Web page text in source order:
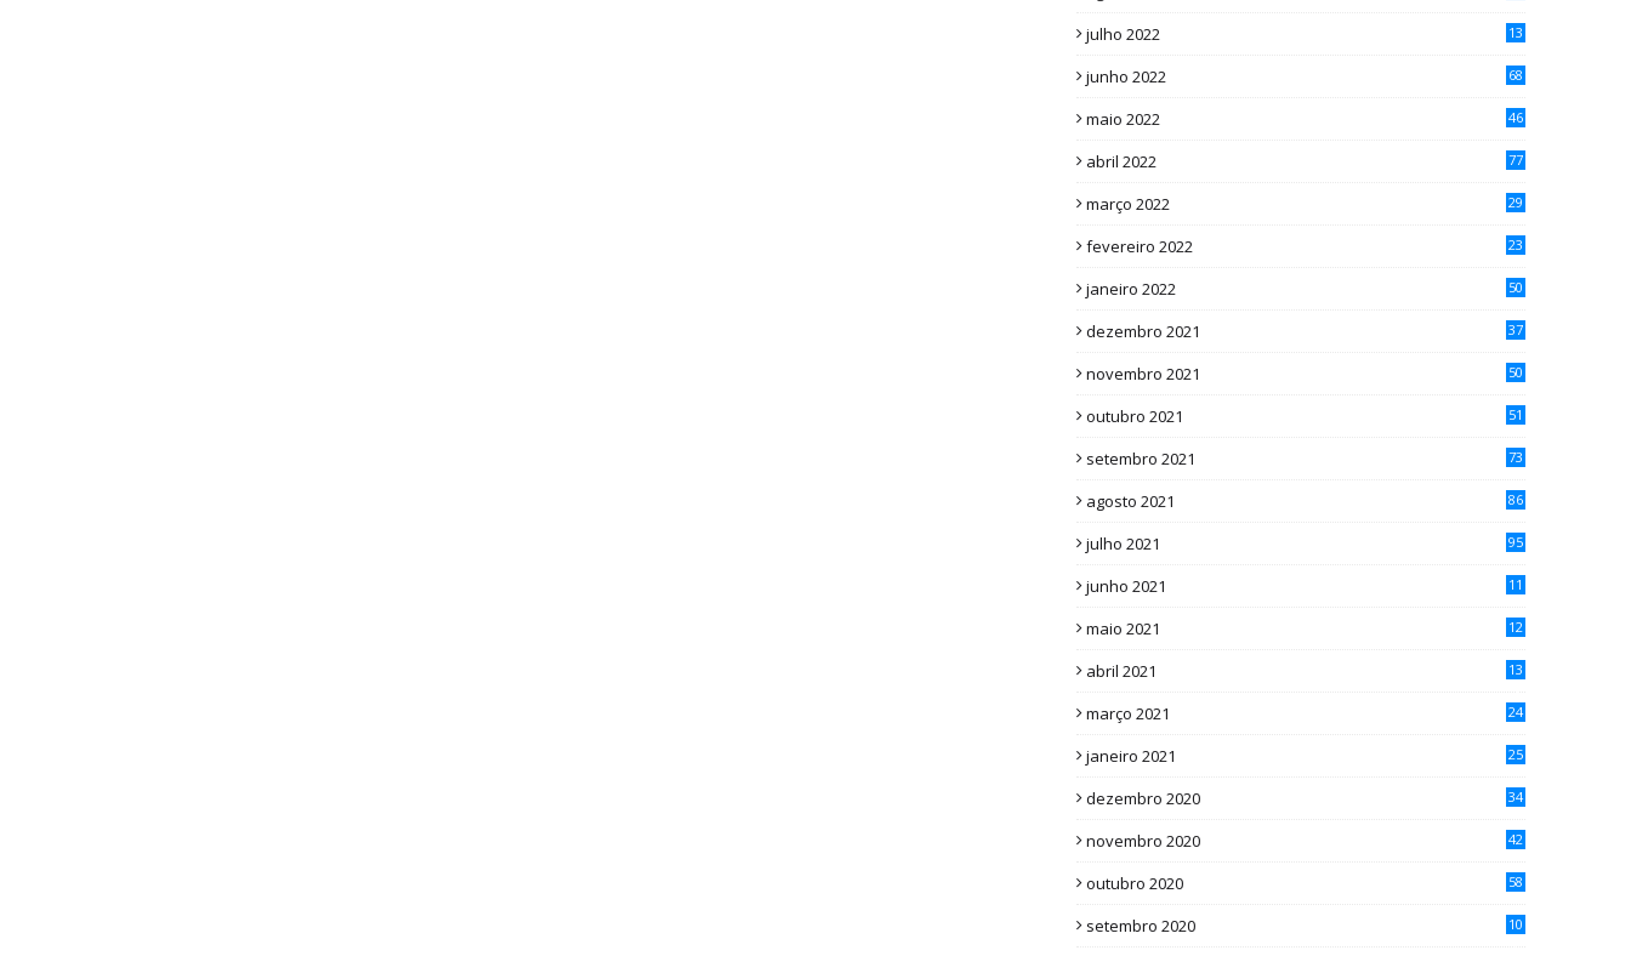
julho 2022
13
junho 2022 68
maio 2022 46
abril 2022 77
março 2022 29
fevereiro 2022 23
janeiro 2022 50
dezembro 2021 37
novembro 2021 50
outubro 2021 51
setembro 2021 73
agosto 2021 86
julho 2021 95
junho 2021
11
maio 2021
12
abril 2021
13
março 2021 24
janeiro 2021 25
dezembro 2020 34
novembro 2020 42
outubro 2020 58
setembro 2020
10